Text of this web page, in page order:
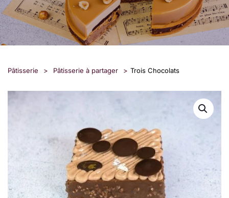
Pâtisserie > Pâtisserie à partager > Trois Chocolats